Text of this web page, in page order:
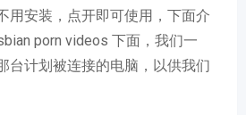
用安装，点开即可使用，下面介
porn videos 下面，我们一
台计划被连接的电脑，以供我们